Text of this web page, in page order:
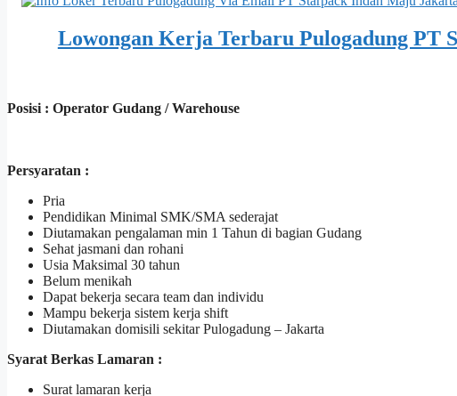
Lowongan Kerja Terbaru Pulogadung
Posisi : Operator Gudang / Warehouse
Persyaratan :
Pria
Pendidikan Minimal SMK/SMA sederajat
Diutamakan pengalaman min 1 Tahun di bagian Gudang
Sehat jasmani dan rohani
Usia Maksimal 30 tahun
Belum menikah
Dapat bekerja secara team dan individu
Mampu bekerja sistem kerja shift
Diutamakan domisili sekitar Pulogadung – Jakarta
Syarat Berkas Lamaran :
Surat lamaran kerja